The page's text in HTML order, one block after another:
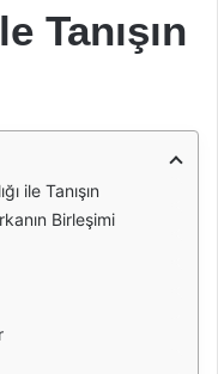
Tanışın
ile Tanışın
Birleşimi